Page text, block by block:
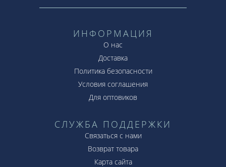
ИНФОРМАЦИЯ
О нас
Доставка
Политика безопасности
Условия соглашения
Для оптовиков
СЛУЖБА ПОДДЕРЖКИ
Связаться с нами
Возврат товара
Карта сайта